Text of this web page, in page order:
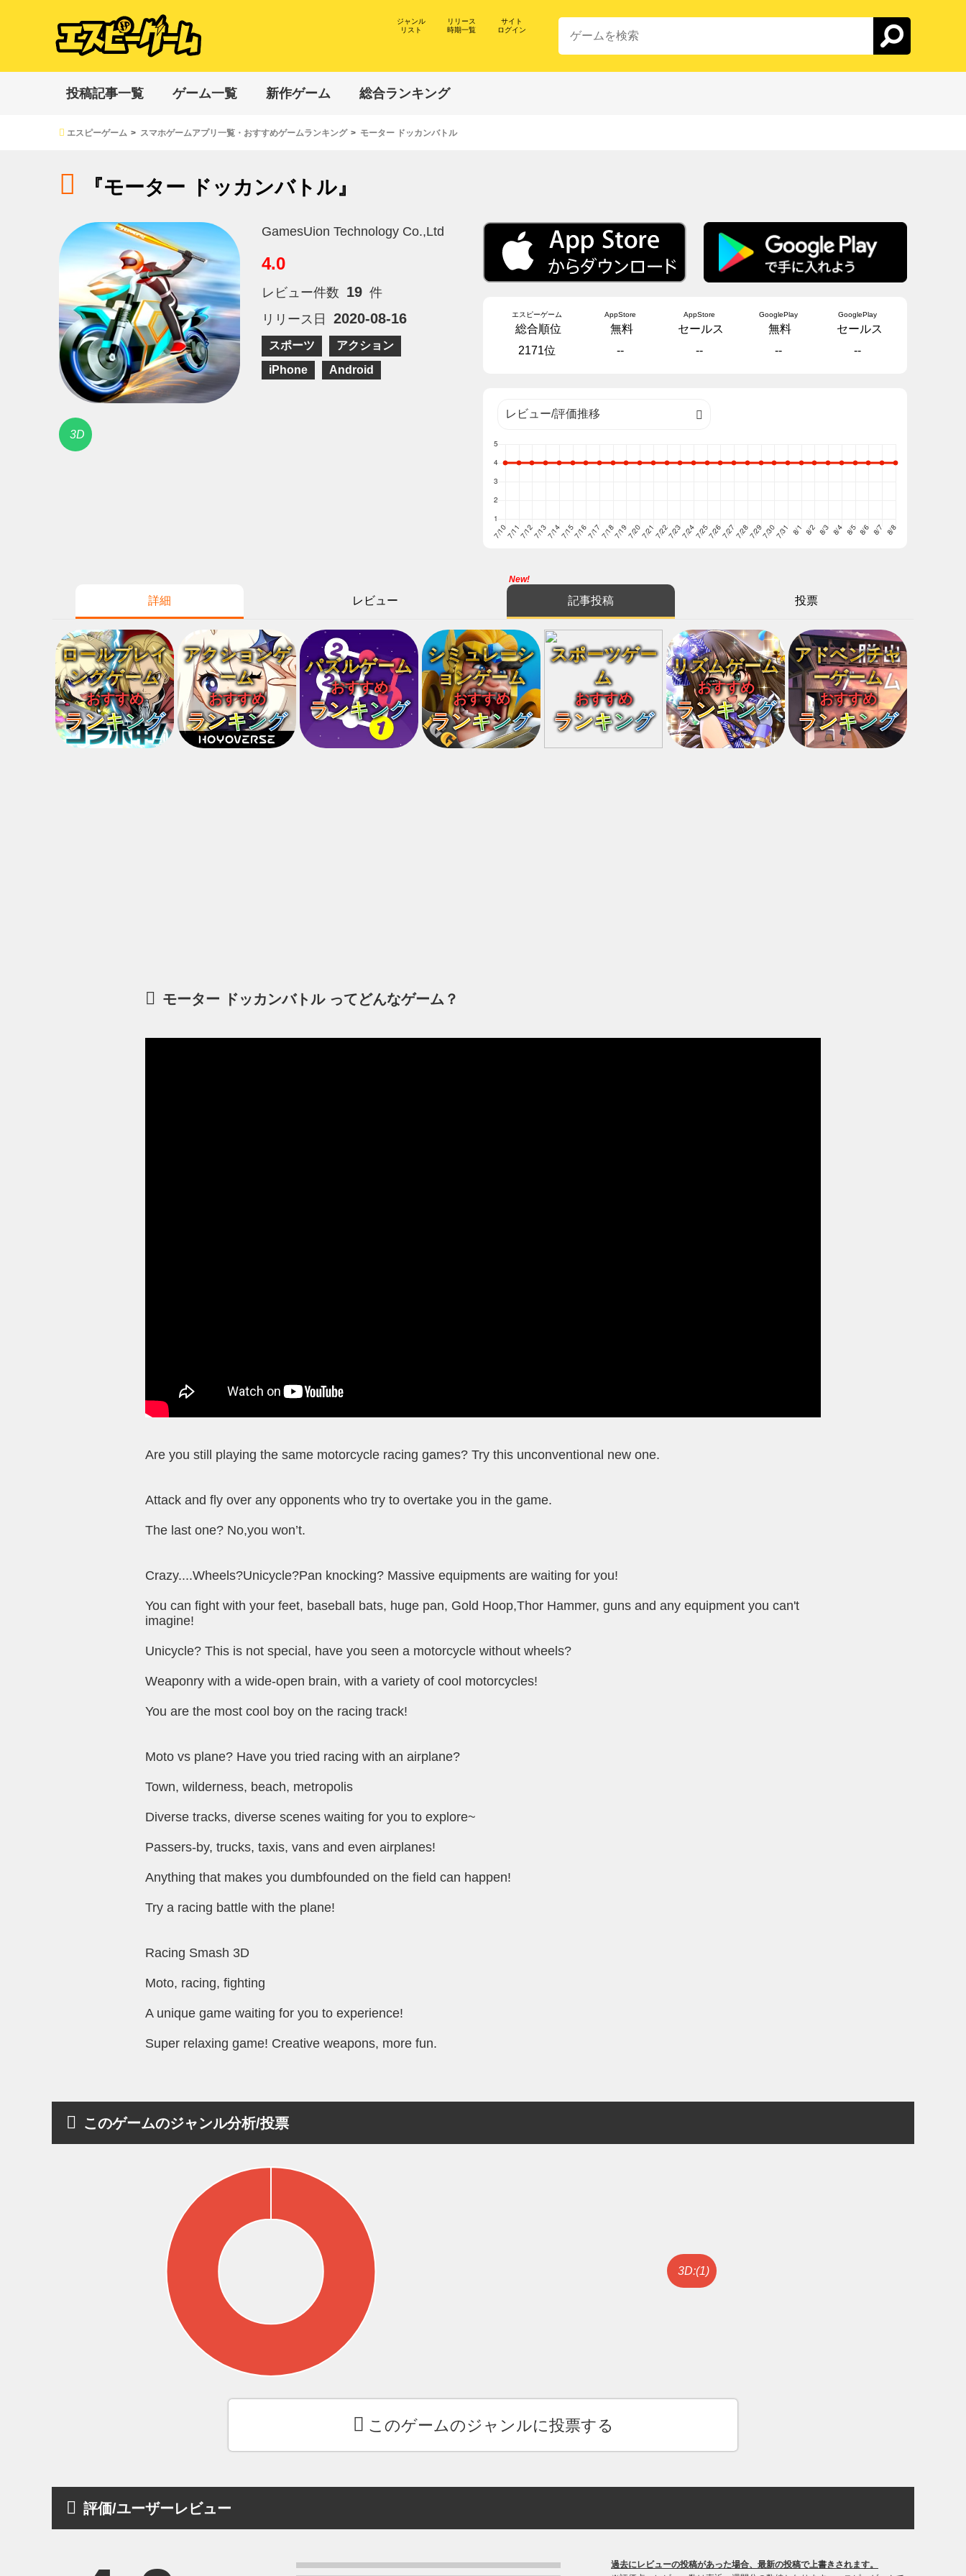
ジャンル
リスト
リリース
時期一覧
サイト
ログイン
投稿記事一覧 ゲーム一覧 新作ゲーム 総合ランキング
エスピーゲーム スマホゲームアプリ一覧・おすすめゲームランキング モーター ドッカンバトル
『モーター ドッカンバトル』
GamesUion Technology Co.,Ltd
4.0
レビュー件数 19 件
リリース日
2020-08-16
スポーツ
アクション
iPhone
Android
3D
エスピーゲーム
総合順位
2171位
AppStore
無料
--
AppStore
セールス
--
GooglePlay
無料
--
GooglePlay
セールス
--
詳細 レビュー
New!
記事投稿 投票
ロールプレイ
ングゲーム
おすすめ
ランキング
アクションゲ
ーム
おすすめ
ランキング
パズルゲーム
おすすめ
ランキング
シミュレーシ
ョンゲーム
おすすめ
ランキング
スポーツゲー
ム
おすすめ
ランキング
リズムゲーム
おすすめ
ランキング
アドベンチャ
ーゲーム
おすすめ
ランキング
モーター ドッカンバトル ってどんなゲーム？
Are you still playing the same motorcycle racing games? Try this unconventional new one.
Attack and fly over any opponents who try to overtake you in the game.
The last one? No,you won’t.
Crazy....Wheels?Unicycle?Pan knocking? Massive equipments are waiting for you!
You can fight with your feet, baseball bats, huge pan, Gold Hoop,Thor Hammer, guns and any equipment you can't
imagine!
Unicycle? This is not special, have you seen a motorcycle without wheels?
Weaponry with a wide-open brain, with a variety of cool motorcycles!
You are the most cool boy on the racing track!
Moto vs plane? Have you tried racing with an airplane?
Town, wilderness, beach, metropolis
Diverse tracks, diverse scenes waiting for you to explore~
Passers-by, trucks, taxis, vans and even airplanes!
Anything that makes you dumbfounded on the field can happen!
Try a racing battle with the plane!
Racing Smash 3D
Moto, racing, fighting
A unique game waiting for you to experience!
Super relaxing game! Creative weapons, more fun.
このゲームのジャンル分析/投票
3D:(1)
このゲームのジャンルに投票する
評価/ユーザーレビュー
過去にレビューの投稿があった場合、最新の投稿で上書きされます。